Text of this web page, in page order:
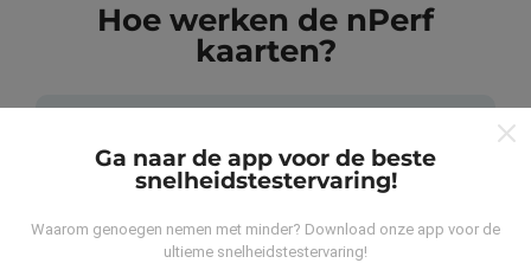
Hoe werken de nPerf
kaarten?
Waar komen de gegevens vandaan?
Ga naar de app voor de beste
snelheidstestervaring!
Waarom genoegen nemen met minder? Download onze app voor de
ultieme snelheidstestervaring!